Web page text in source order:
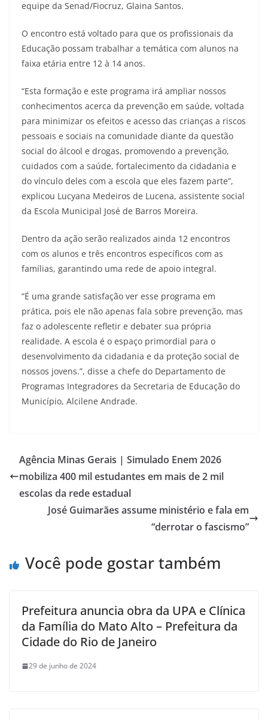
equipe da Senad/Fiocruz, Glaina Santos.
O encontro está voltado para que os profissionais da
Educação possam trabalhar a temática com alunos na
faixa etária entre 12 à 14 anos.
“Esta formação e este programa irá ampliar nossos
conhecimentos acerca da prevenção em saúde, voltada
para minimizar os efeitos e acesso das crianças a riscos
pessoais e sociais na comunidade diante da questão
social do álcool e drogas, promovendo a prevenção,
cuidados com a saúde, fortalecimento da cidadania e
do vínculo deles com a escola que eles fazem parte”,
explicou Lucyana Medeiros de Lucena, assistente social
da Escola Municipal José de Barros Moreira.
​Dentro da ação serão realizados ainda 12 encontros
com os alunos e três encontros específicos com as
famílias, garantindo uma rede de apoio integral.
​”É uma grande satisfação ver esse programa em
prática, pois ele não apenas fala sobre prevenção, mas
faz o adolescente refletir e debater sua própria
realidade. A escola é o espaço primordial para o
desenvolvimento da cidadania e da proteção social de
nossos jovens.”, disse a chefe do Departamento de
Programas Integradores da Secretaria de Educação do
Município, Alcilene Andrade.
Agência Minas Gerais | Simulado Enem 2026
mobiliza 400 mil estudantes em mais de 2 mil
escolas da rede estadual
José Guimarães assume ministério e fala em
“derrotar o fascismo”
Você pode gostar também
Prefeitura anuncia obra da UPA e Clínica
da Família do Mato Alto – Prefeitura da
Cidade do Rio de Janeiro
29 de junho de 2024